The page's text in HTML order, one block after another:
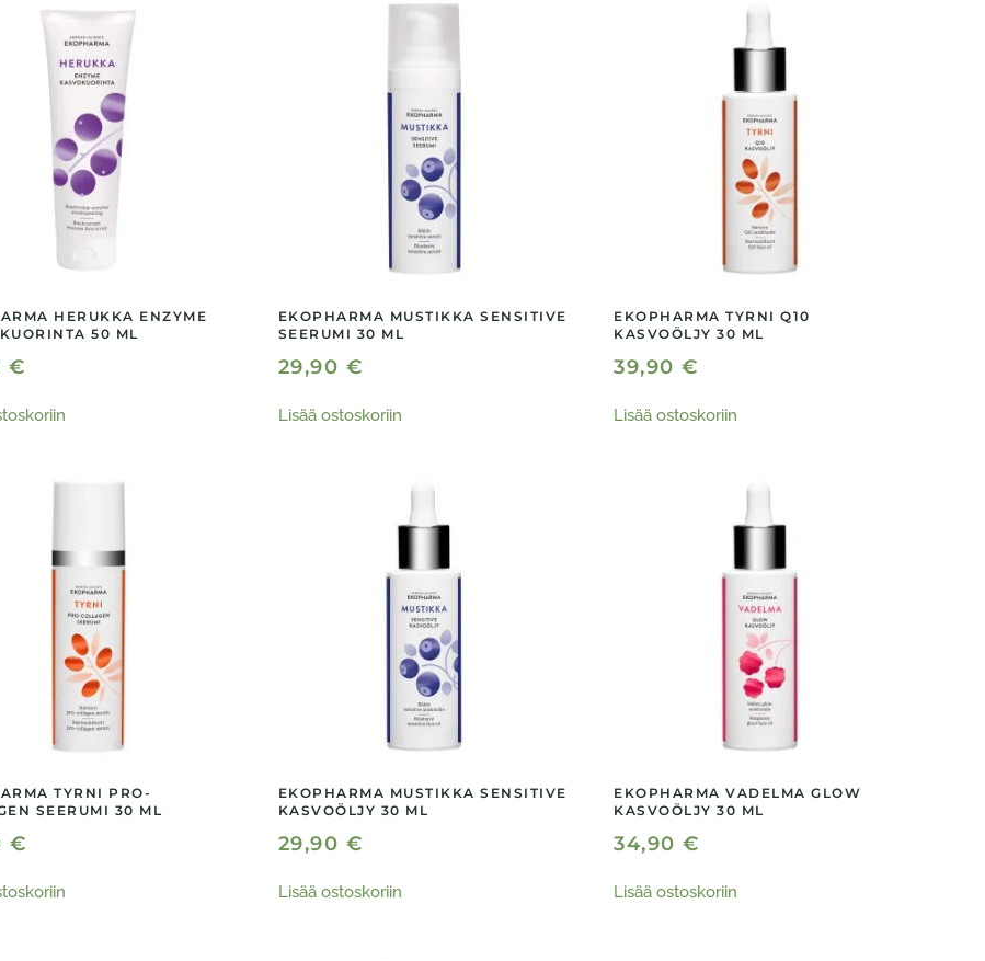
HERUKKA ENZYME
50 ML
€
EKOPHARMA MUSTIKKA SENSITIVE
SEERUMI 30 ML
29,90 €
Lisää ostoskoriin
EKOPHARMA TYRNI Q10
KASVOÖLJY 30 ML
39,90€
Lisää ostoskoriin
TYRNI PRO-
SEERUMI 30 ML
€
EKOPHARMA MUSTIKKA SENSITIVE
KASVOÖLJY 30 ML
29,90 €
Lisää ostoskoriin
EKOPHARMA VADELMA GLOW
KASVOÖLJY 30 ML
34,90€
Lisää ostoskoriin